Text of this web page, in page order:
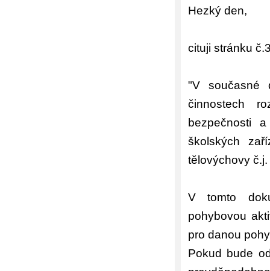
Hezký den,
cituji stránku
"V současné
činnostech
bezpečnosti
školských
tělovýchovy
V tomto
pohybovou
pro danou
Pokud bude